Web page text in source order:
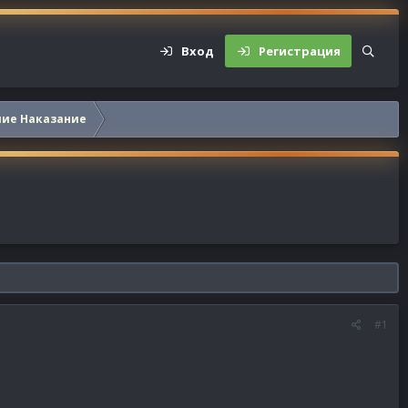
Вход Регистрация
Наказание
#1